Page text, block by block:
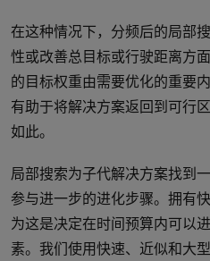
在这种情况下，分频后的局部
性或改善总目标或行驶距离方
的目标权重由需要优化的重要
有助于将解决方案返回到可行
如此。
局部搜索为子代解决方案找到
参与进一步的进化步骤。拥有
为这是决定在时间预算内可以
素。我们使用快速、近似和大